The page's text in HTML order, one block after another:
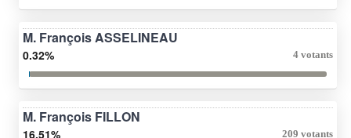
M. François ASSELINEAU
0.32% 4 votants
M. François FILLON
16.51% 209 votants